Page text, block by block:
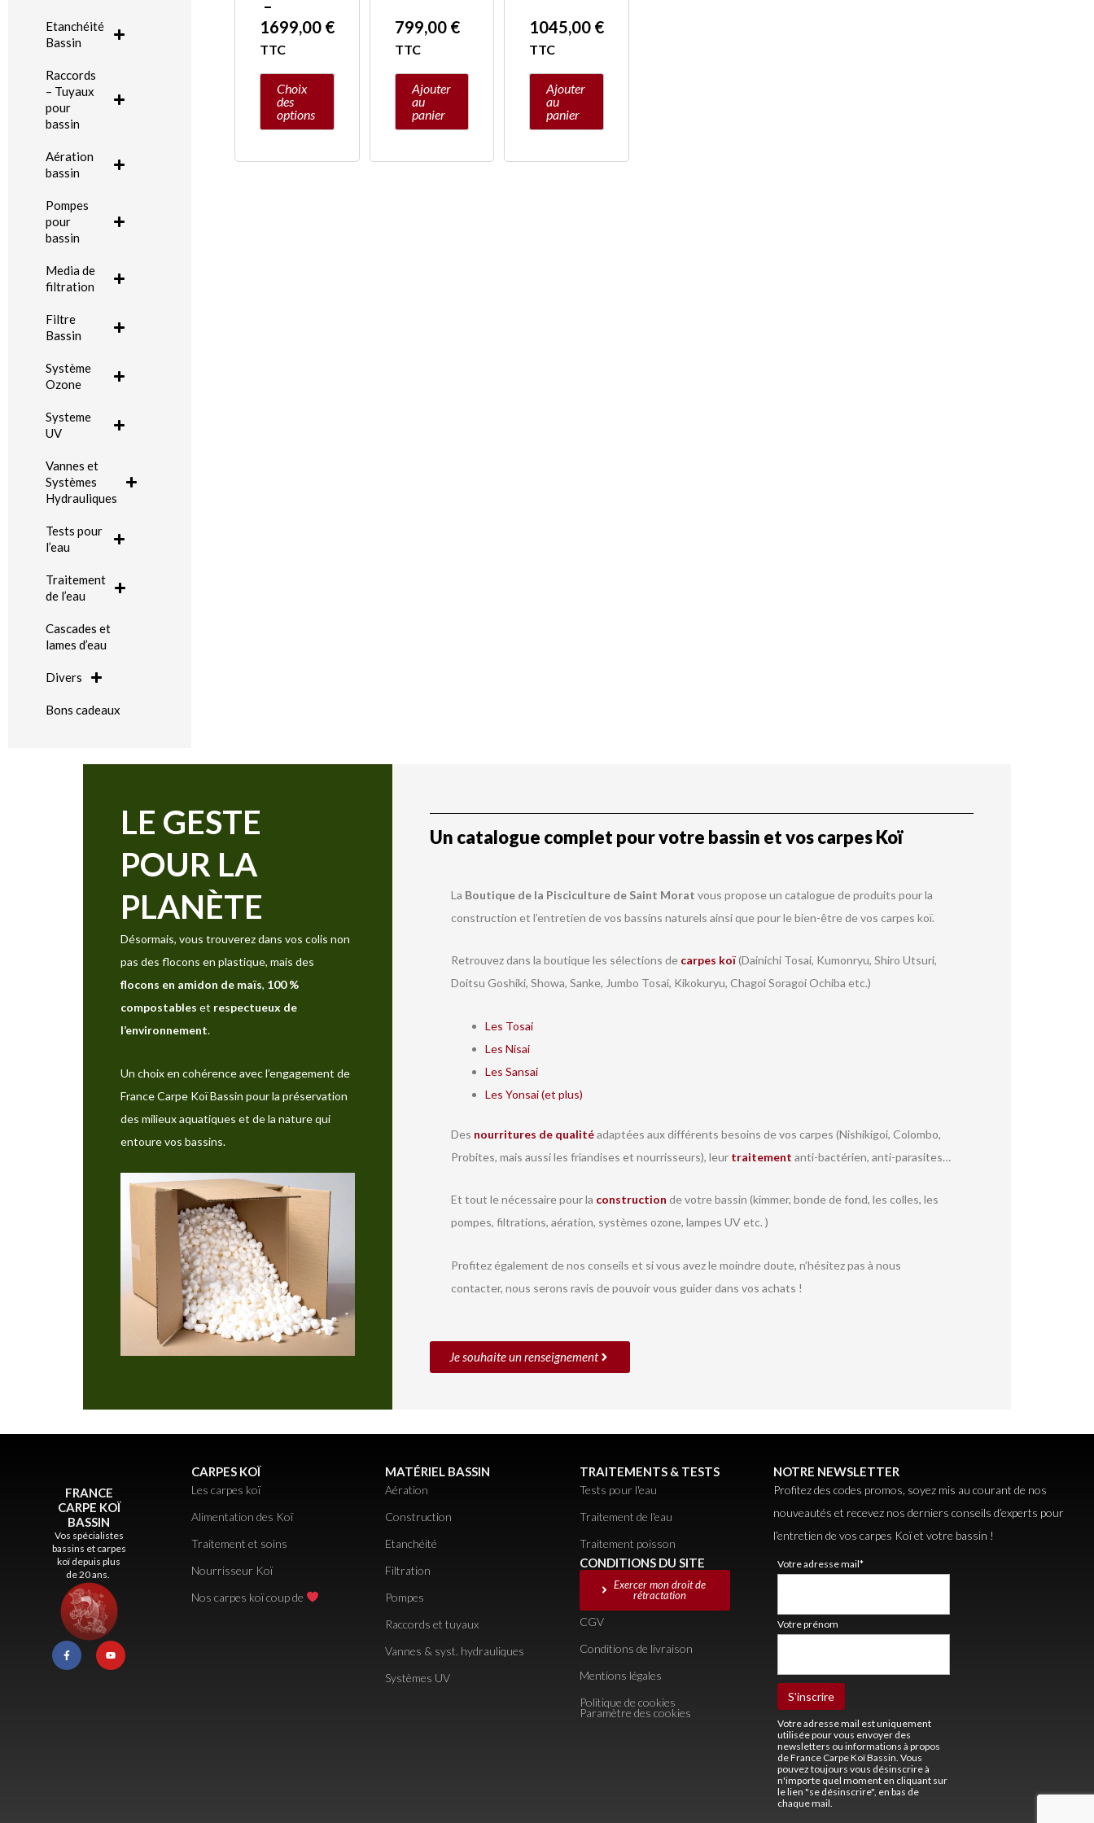
Etanchéité
Bassin
Raccords
– Tuyaux
pour
bassin
Aération
bassin
Pompes
pour
bassin
Media de
filtration
Filtre
Bassin
Système
Ozone
Systeme
UV
Vannes et
Systèmes
Hydrauliques
Tests pour
l’eau
Traitement
de l’eau
Cascades et
lames d’eau
Divers
Bons cadeaux
–
1699,00 €
TTC
Choix
des
options
page
du
produit
799,00 €
TTC
Ajouter
au
panier
1045,00 €
TTC
Ajouter
au
panier
LE GESTE
POUR LA
PLANÈTE
Désormais, vous trouverez dans vos colis non
pas des flocons en plastique, mais des
flocons en amidon de maïs, 100 %
compostables et respectueux de
l’environnement.
Un choix en cohérence avec l’engagement de
France Carpe Koï Bassin pour la préservation
des milieux aquatiques et de la nature qui
entoure vos bassins.
Un catalogue complet pour votre bassin et vos carpes Koï
La Boutique de la Pisciculture de Saint Morat vous propose un catalogue de produits pour la
construction et l’entretien de vos bassins naturels ainsi que pour le bien-être de vos carpes koï.
Retrouvez dans la boutique les sélections de carpes koï(Dainichi Tosai, Kumonryu, Shiro Utsuri,
Doitsu Goshiki, Showa, Sanke, Jumbo Tosai, Kikokuryu, Chagoi Soragoi Ochiba etc.)
Les Tosai
Les Nisai
Les Sansai
Les Yonsai (et plus)
Des nourritures de qualitéadaptées aux différents besoins de vos carpes (Nishikigoi, Colombo,
Probites, mais aussi les friandises et nourrisseurs), leur traitement anti-bactérien, anti-parasites…
Et tout le nécessaire pour la construction de votre bassin (kimmer, bonde de fond, les colles, les
pompes, filtrations, aération, systèmes ozone, lampes UV etc. )
Profitez également de nos conseils et si vous avez le moindre doute, n’hésitez pas à nous
contacter, nous serons ravis de pouvoir vous guider dans vos achats !
Je souhaite un renseignement
FRANCE
CARPE KOÏ
BASSIN
Vos spécialistes
bassins et carpes
koï depuis plus
de 20 ans.
F
a
c
e
Y
o
t
CARPES KOÏ
Les carpes koï
Alimentation des Koï
Traitement et soins
Nourrisseur Koï
Nos carpes koï coup de
MATÉRIEL BASSIN
Aération
Construction
Etanchéité
Filtration
Pompes
Raccords et tuyaux
Vannes & syst. hydrauliques
Systèmes UV
TRAITEMENTS & TESTS
Tests pour l'eau
Traitement de l'eau
Traitement poisson
CONDITIONS DU SITE
Exercer mon droit de
rétractation
CGV
Conditions de livraison
Mentions légales
Politique de cookies
Paramètre des cookies
NOTRE NEWSLETTER
Profitez des codes promos, soyez mis au courant de nos
nouveautés et recevez nos derniers conseils d’experts pour
l’entretien de vos carpes Koï et votre bassin !
Votre adresse mail*
Votre prénom
Votre adresse mail est uniquement
utilisée pour vous envoyer des
newsletters ou informations à propos
de France Carpe Koï Bassin. Vous
pouvez toujours vous désinscrire à
n'importe quel moment en cliquant sur
le lien "se désinscrire", en bas de
chaque mail.